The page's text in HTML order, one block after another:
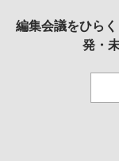
編集会議をひら
発・
REVIEW｜果た
作家
REVIEW
REVIEW｜生の